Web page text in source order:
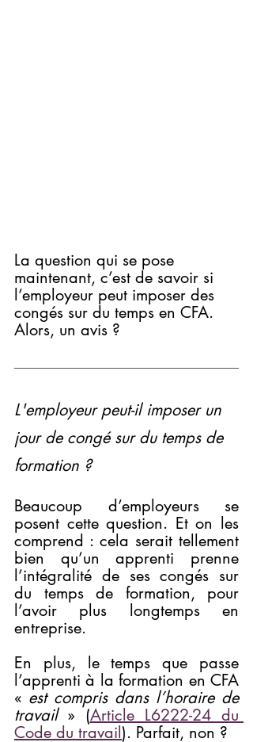
La question qui se pose
maintenant, c’est de savoir si
l’employeur peut imposer des
congés sur du temps en CFA.
Alors, un avis ?
L'employeur peut-il imposer un
jour de congé sur du temps de
formation ?
Beaucoup d’employeurs se
posent cette question. Et on les
comprend : cela serait tellement
bien qu’un apprenti prenne
l’intégralité de ses congés sur
du temps de formation, pour
l’avoir plus longtemps en
entreprise.
En plus, le temps que passe
l’apprenti à la formation en CFA
« est compris dans l’horaire de
travail » (Article L6222-24 du
Code du travail). Parfait, non ?